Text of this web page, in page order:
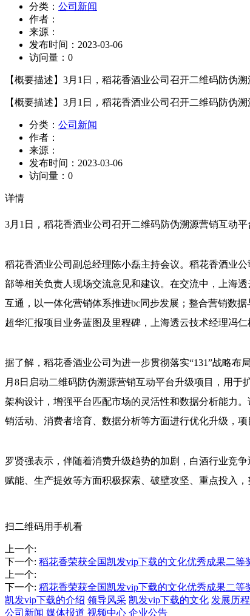
分类： 公司新闻
作者：
来源：
发布时间： 2023-03-06
访问量： 0
【概要描述】 3月1日，稻花香酒业公司召开二维码防伪
【概要描述】 3月1日，稻花香酒业公司召开二维码防伪
分类： 公司新闻
作者：
来源：
发布时间： 2023-03-06
访问量： 0
详情
3月1日，稻花香酒业公司召开二维码防伪溯源营销互动
稻花香酒业公司副总经理陈小磊主持会议。稻花香酒业
部等相关负责人现场交流意见和建议。在交流中，上海
互通，以一体化营销体系推进bc同步发展；整合营销数
超华汇报项目业务蓝图及里程碑，上海透云技术经理冯仁
据了解，稻花香酒业公司为进一步贯彻落实“131”战略
月8日启动二维码防伪溯源营销互动平台升级项目，用
架构设计，增强平台匹配市场的灵活性和数据分析能力
销活动、消费者培育、数据分析等方面进行优化升级，项
罗贤强表示，伴随着消费升级趋势的加剧，白酒行业竞
赋能、生产提效等方面积极探索、破壁攻坚、重点投入
扫二维码用手机看
上一个:
下一个: 稻花香荣获全国凯发vip下载的文化优秀成果二等
上一个:
下一个: 稻花香荣获全国凯发vip下载的文化优秀成果二等
凯发vip下载的介绍 领导风采 凯发vip下载的文化 发展历程
公司新闻 媒体报道 视频中心 企业公告